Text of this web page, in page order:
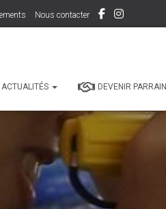
Nous contacter
ACTUALITÉS DEVENIR PARRAIN